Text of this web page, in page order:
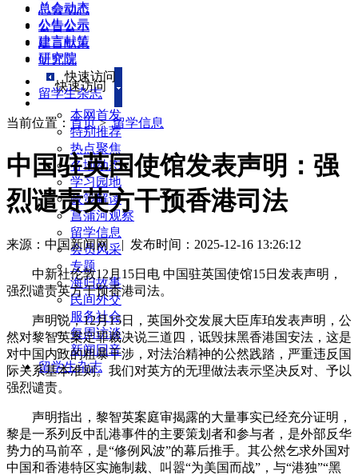
总会动态
公告公示
建言献策
研究院
快速访问
本网首发
特别推荐
热点聚焦
各地动态
学习园地
政策解读
菖蒲河观察
留学信息
会员风采
专题
海归故事
民间外交
服务社会
每周访谈
新闻回音
留学生杂志
总会动态
公告公示
建言献策
研究院
快速访问
留学生杂志
当前位置： 首页>留学信息
中国驻英国使馆发表声明：强
烈谴责英方干预香港司法
来源：中国新闻网 | 发布时间：2025-12-16 13:26:12
中新社伦敦12月15日电 中国驻英国使馆15日发表声明，
强烈谴责英方干预香港司法。
声明说，12月15日，英国外交发展大臣库珀发表声明，公
然对黎智英案定罪裁决说三道四，诋毁抹黑香港国安法，这是
对中国内政的粗暴干涉，对法治精神的公然践踏，严重违反国
际关系基本准则。我们对英方的无理做法表示坚决反对、予以
强烈谴责。
声明指出，黎智英案庭审揭露的大量事实已经充分证明，
黎是一系列反中乱港事件的主要策划者和参与者，是外部反华
势力的马前卒，是“修例风波”的幕后推手。其公然乞求外国对
中国和香港特区实施制裁、叫嚣“为美国而战”，与“港独”“黑